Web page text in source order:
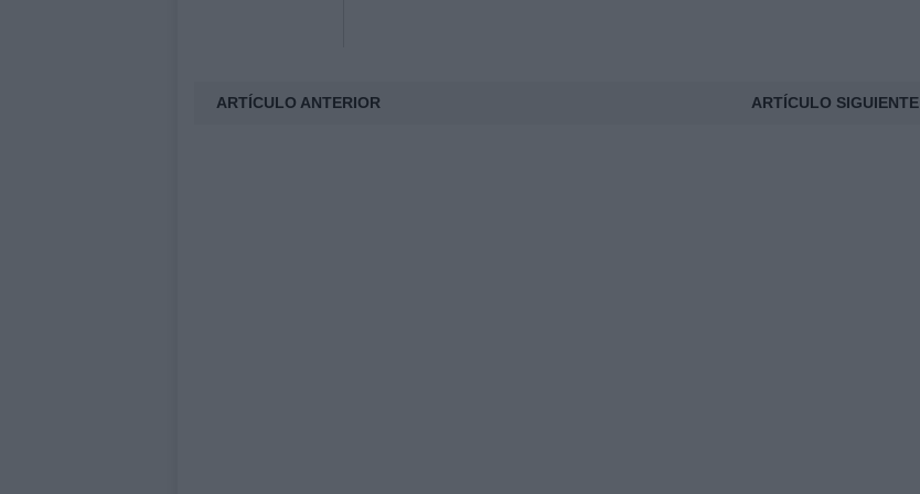
ARTÍCULO ANTERIOR ARTÍCULO SIGUIENTE